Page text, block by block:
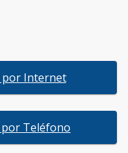
por Internet
Teléfono